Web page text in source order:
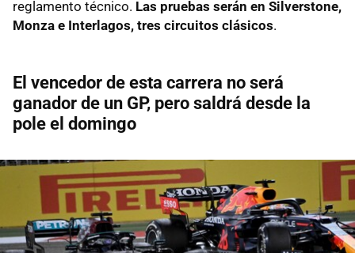
reglamento técnico. Las pruebas serán en Silverstone,
Monza e Interlagos, tres circuitos clásicos.
El vencedor de esta carrera no será
ganador de un GP, pero saldrá desde la
pole el domingo